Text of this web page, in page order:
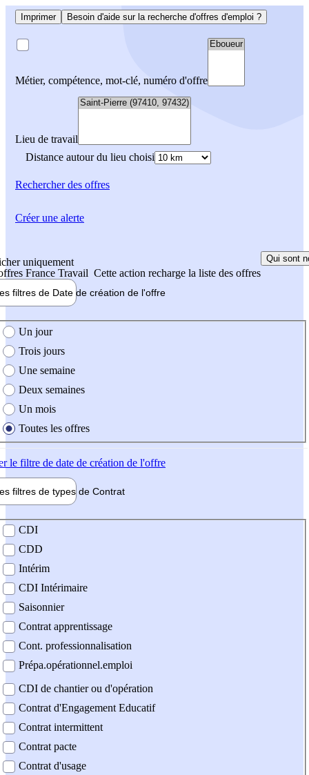
Imprimer Besoin d'aide sur la recherche d'offres d'emploi ?
Métier, compétence, mot-clé, numéro d'offre
Lieu de travail
Distance autour du lieu choisi
Rechercherdes offres
uniquement
France Travail Cette action recharge la liste des offres
Qui sont
filtres de Date de création de l'offre
création de l'offre
Un jour
Trois jours
Une semaine
Deux semaines
Un mois
Toutes les offres
le filtre de date de création de l'offre
filtres de types de Contrat
contrat
CDI
CDD
Intérim
CDI Intérimaire
Saisonnier
Contrat apprentissage
Cont. professionnalisation
Prépa.opérationnel.emploi
CDI de chantier ou d'opération
Contrat d'Engagement Educatif
Contrat intermittent
Contrat pacte
Contrat d'usage
Créer une alerte